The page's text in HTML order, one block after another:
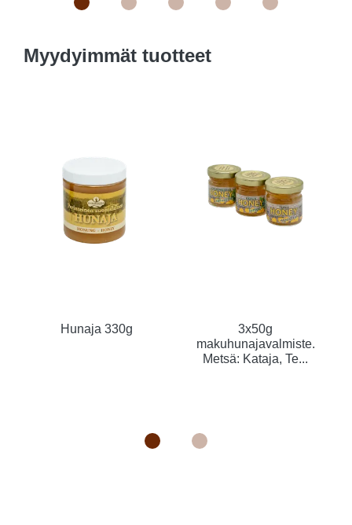
Myydyimmät tuotteet
Hunaja 330g
3x50g
makuhunajavalmiste.
Metsä: Kataja, Te...